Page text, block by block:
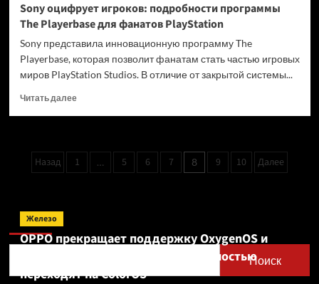
Sony оцифрует игроков: подробности программы
The Playerbase для фанатов PlayStation
Sony представила инновационную программу The
Playerbase, которая позволит фанатам стать частью игровых
миров PlayStation Studios. В отличие от закрытой системы...
Читать далееПрочитать
оцифрует
игроков:
фанатов
Пагинация
Назад 1 … 5 6 7 8 9 10 Далее
Поиск
Поиск
Железо
OPPO прекращает поддержку OxygenOS и
Realme UI — OnePlus и realme полностью
переходят на ColorOS